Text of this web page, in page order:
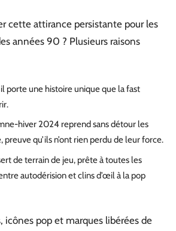
cette attirance persistante pour les
années 90 ? Plusieurs raisons
il porte une histoire unique que la fast
hiver 2024 reprend sans détour les
preuve qu’ils n’ont rien perdu de leur force.
de terrain de jeu, prête à toutes les
autodérision et clins d’œil à la pop
icônes pop et marques libérées de